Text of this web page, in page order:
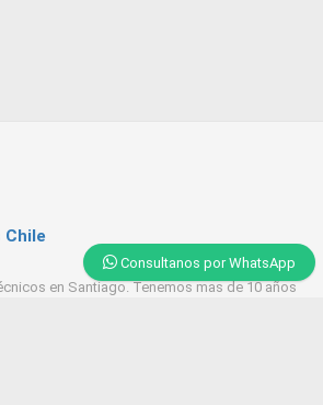
Consultanos por WhatsApp
en Santiago. Tenemos mas de 10 años